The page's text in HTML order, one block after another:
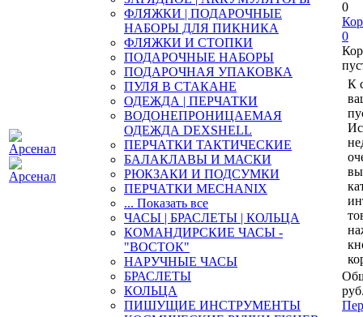
ФЛЯЖКИ | ПОДАРОЧНЫЕ
НАБОРЫ ДЛЯ ПИКНИКА
ФЛЯЖКИ И СТОПКИ
ПОДАРОЧНЫЕ НАБОРЫ
ПОДАРОЧНАЯ УПАКОВКА
ПУЛЯ В СТАКАНЕ
ОДЕЖДА | ПЕРЧАТКИ
ВОДОНЕПРОНИЦАЕМАЯ
ОДЕЖДА DEXSHELL
ПЕРЧАТКИ ТАКТИЧЕСКИЕ
БАЛАКЛАВЫ И МАСКИ
РЮКЗАКИ И ПОДСУМКИ
ПЕРЧАТКИ MECHANIX
... Показать все
ЧАСЫ | БРАСЛЕТЫ | КОЛЬЦА
КОМАНДИРСКИЕ ЧАСЫ -
"ВОСТОК"
НАРУЧНЫЕ ЧАСЫ
БРАСЛЕТЫ
КОЛЬЦА
ПИШУЩИЕ ИНСТРУМЕНТЫ
0
0
К